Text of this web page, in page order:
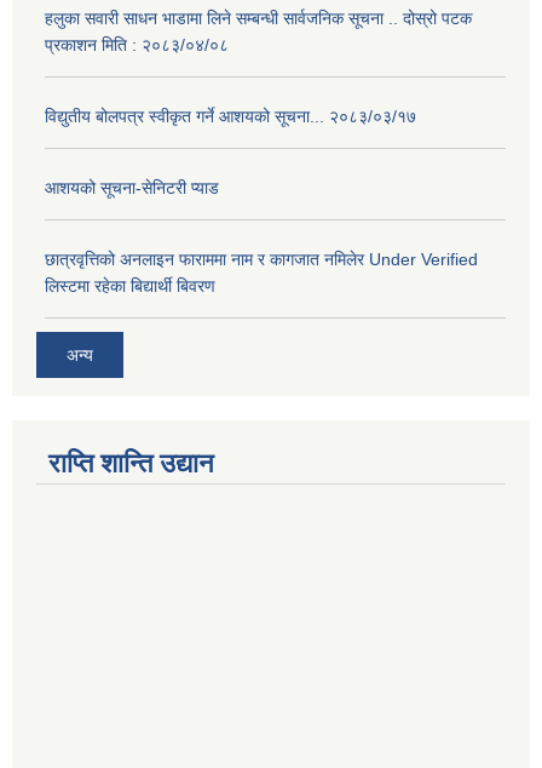
हलुका सवारी साधन भाडामा लिने सम्बन्धी सार्वजनिक सूचना .. दोस्रो पटक
प्रकाशन मिति : २०८३/०४/०८
विद्युतीय बोलपत्र स्वीकृत गर्ने आशयको सूचना... २०८३/०३/१७
आशयको सूचना-सेनिटरी प्याड
छात्रवृत्तिको अनलाइन फाराममा नाम र कागजात नमिलेर Under Verified
लिस्टमा रहेका बिद्यार्थी बिवरण
अन्य
राप्ति शान्ति उद्यान